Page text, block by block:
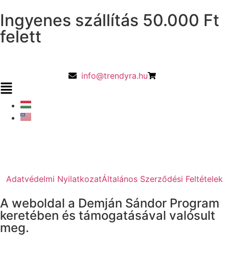
Ingyenes szállítás 50.000 Ft
felett
info@trendyra.hu
Adatvédelmi NyilatkozatÁltalános Szerződési Feltételek
A weboldal a Demján Sándor Program
keretében és támogatásával valósult
meg.